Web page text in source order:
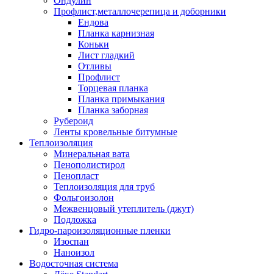
Профлист,металлочерепица и доборники
Ендова
Планка карнизная
Коньки
Лист гладкий
Отливы
Профлист
Торцевая планка
Планка примыкания
Планка заборная
Рубероид
Ленты кровельные битумные
Теплоизоляция
Минеральная вата
Пенополистирол
Пенопласт
Теплоизоляция для труб
Фольгоизолон
Межвенцовый утеплитель (джут)
Подложка
Гидро-пароизоляционные пленки
Изоспан
Наноизол
Водосточная система